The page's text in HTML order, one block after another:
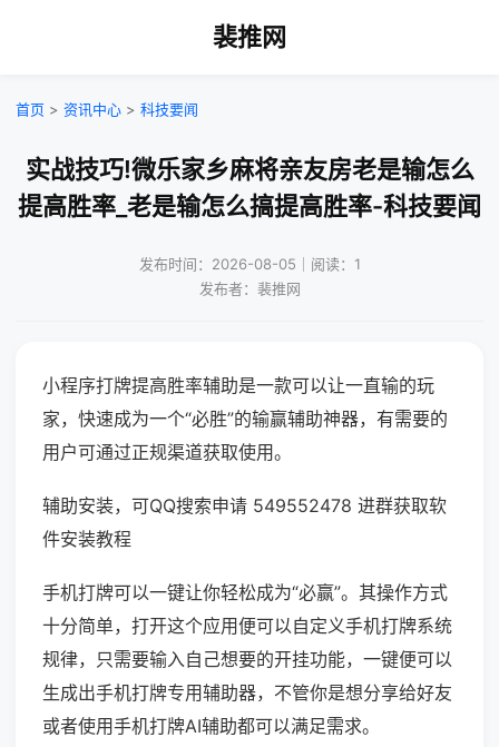
裴推网
首页 > 资讯中心 > 科技要闻
实战技巧!微乐家乡麻将亲友房老是输怎么
提高胜率_老是输怎么搞提高胜率-科技要闻
发布时间：2026-08-05｜阅读：1
发布者：裴推网
小程序打牌提高胜率辅助是一款可以让一直输的玩
家，快速成为一个“必胜”的输赢辅助神器，有需要的
用户可通过正规渠道获取使用。
辅助安装，可QQ搜索申请 549552478 进群获取软
件安装教程
手机打牌可以一键让你轻松成为“必赢”。其操作方式
十分简单，打开这个应用便可以自定义手机打牌系统
规律，只需要输入自己想要的开挂功能，一键便可以
生成出手机打牌专用辅助器，不管你是想分享给好友
或者使用手机打牌AI辅助都可以满足需求。